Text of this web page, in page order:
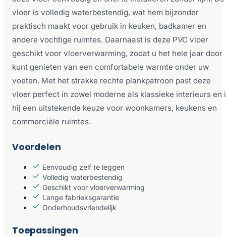
vloer is volledig waterbestendig, wat hem bijzonder
praktisch maakt voor gebruik in keuken, badkamer en
andere vochtige ruimtes. Daarnaast is deze PVC vloer
geschikt voor vloerverwarming, zodat u het hele jaar door
kunt genieten van een comfortabele warmte onder uw
voeten. Met het strakke rechte plankpatroon past deze
vloer perfect in zowel moderne als klassieke interieurs en
hij een uitstekende keuze voor woonkamers, keukens en
commerciële ruimtes.
Voordelen
Eenvoudig zelf te leggen
Volledig waterbestendig
Geschikt voor vloerverwarming
Lange fabrieksgarantie
Onderhoudsvriendelijk
Toepassingen